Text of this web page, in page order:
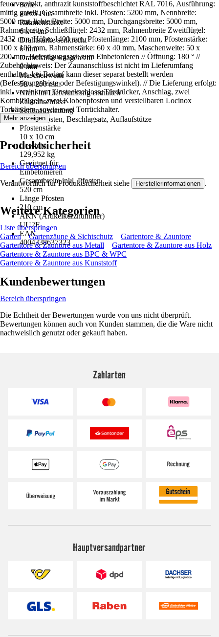
Serie
Flexo Plus
Rahmenstärke
6 x 4 cm
Drahtstärke senkrecht
6 mm
Drahtstärke waagerecht
8 mm
Maschenweite
50 x 200 mm
Nicht im Lieferumfang enthalten
Zaunanschluss
Serienausstattung
Tor, 2 Pfosten, Beschlagsatz, Auflaufstütze
Pfostenstärke
10 x 10 cm
Gewicht
129,952 kg
Geeignet für
Einbetonieren
Gesamtbreite inkl. Pfosten
520 cm
Länge Pfosten
210 cm
AKN (Artikelkurznummer)
UU2E
EAN
4004338637323
feuerverzinkt, anthrazit kunststoffbeschichtet RAL 7016, Ausführung:
mittig geteilt, Gesamtbreite inkl. Pfosten: 5200 mm, Nennbreite:
5000 mm, lichte Breite: 5000 mm, Durchgangsbreite: 5000 mm,
Rahmenbreite Schließflügel: 2432 mm, Rahmenbreite Zweitflügel:
2432 mm, Höhe: 1400 mm, Pfostenlänge: 2100 mm, Pfostenstärke:
100 x 100 mm, Rahmenstärke: 60 x 40 mm, Maschenweite: 50 x
200 mm, Befestigungsart: zum Einbetonieren // Öffnung: 180 ° //
Zubehörhinweis: Der Zaunanschluss ist nicht im Lieferumfang
enthalten, bei Bedarf kann dieser separat bestellt werden
(Befestigungsleiste oder Befestigungswinkel). // Die Lieferung erfolgt:
inkl. verzinktem Einsteckschloss, Türdrücker, Anschlag, zwei
Kombiflügeln, zwei Klobenpfosten und verstellbaren Locinox
Torbändern, sowie zwei Torrückhalter.
Mehr anzeigen
Produktsicherheit
Bereich überspringen
Verantwortlich für Produktsicherheit siehe Herstellerinformationen .
Weitere Kategorien
Liste überspringen
Garten
Gartenzäune & Sichtschutz
Gartentore & Zauntore
Gartentore & Zauntore aus Metall
Gartentore & Zauntore aus Holz
Gartentore & Zauntore aus BPC & WPC
Gartentore & Zauntore aus Kunststoff
Kundenbewertungen
Bereich überspringen
Die Echtheit der Bewertungen wurde von uns nicht überprüft.
Bewertungen können auch von Kunden stammen, die die Ware nicht
nachweislich genutzt oder gekauft haben.
Zahlarten
Hauptversandpartner